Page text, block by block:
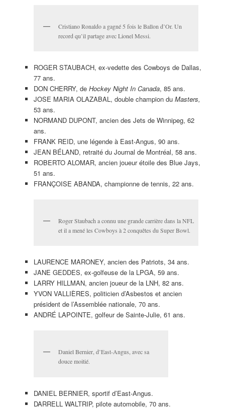
Cristiano Ronaldo a gagné 5 fois le Ballon d’Or. Un
record qu’il partage avec Lionel Messi.
ROGER STAUBACH, ex-vedette des Cowboys de Dallas,
77 ans.
DON CHERRY, de Hockey Night In Canada, 85 ans.
JOSE MARIA OLAZABAL, double champion du Masters,
53 ans.
NORMAND DUPONT, ancien des Jets de Winnipeg, 62
ans.
FRANK REID, une légende à East-Angus, 90 ans.
JEAN BÉLAND, retraité du Journal de Montréal, 58 ans.
ROBERTO ALOMAR, ancien joueur étoile des Blue Jays,
51 ans.
FRANÇOISE ABANDA, championne de tennis, 22 ans.
Roger Staubach a connu une grande carrière dans la NFL
et il a mené les Cowboys à 2 conquêtes du Super Bowl.
LAURENCE MARONEY, ancien des Patriots, 34 ans.
JANE GEDDES, ex-golfeuse de la LPGA, 59 ans.
LARRY HILLMAN, ancien joueur de la LNH, 82 ans.
YVON VALLIÈRES, politicien d’Asbestos et ancien
président de l’Assemblée nationale, 70 ans.
ANDRÉ LAPOINTE, golfeur de Sainte-Julie, 61 ans.
Daniel Bernier, d’East-Angus, avec sa
douce moitié.
DANIEL BERNIER, sportif d’East-Angus.
DARRELL WALTRIP, pilote automobile, 70 ans.